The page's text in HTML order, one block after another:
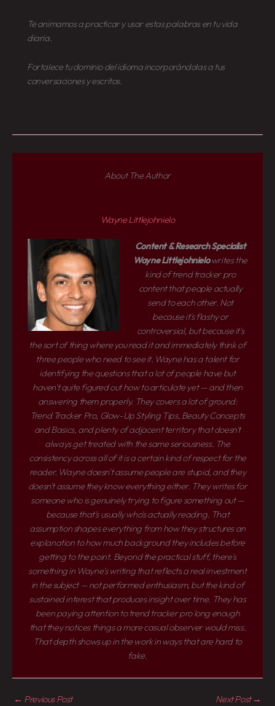
Te animamos a practicar y usar estas palabras en tu vida
diaria.
Fortalece tu dominio del idioma incorporándolas a tus
conversaciones y escritos.
About The Author
Wayne Littlejohnielo
Content & Research Specialist
Wayne Littlejohnielowrites the
kind of trend tracker pro
content that people actually
send to each other. Not
because it's flashy or
controversial, but because it's
the sort of thing where you read it and immediately think of
three people who need to see it. Wayne has a talent for
identifying the questions that a lot of people have but
haven't quite figured out how to articulate yet — and then
answering them properly. They covers a lot of ground:
Trend Tracker Pro, Glow-Up Styling Tips, Beauty Concepts
and Basics, and plenty of adjacent territory that doesn't
always get treated with the same seriousness. The
consistency across all of it is a certain kind of respect for the
reader. Wayne doesn't assume people are stupid, and they
doesn't assume they know everything either. They writes for
someone who is genuinely trying to figure something out —
because that's usually who's actually reading. That
assumption shapes everything from how they structures an
explanation to how much background they includes before
getting to the point. Beyond the practical stuff, there's
something in Wayne's writing that reflects a real investment
in the subject — not performed enthusiasm, but the kind of
sustained interest that produces insight over time. They has
been paying attention to trend tracker pro long enough
that they notices things a more casual observer would miss.
That depth shows up in the work in ways that are hard to
fake.
← Previous Post Next Post→